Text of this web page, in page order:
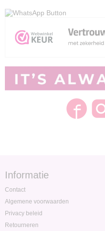
Informatie
Contact
Algemene voorwaarden
Privacy beleid
Retourneren